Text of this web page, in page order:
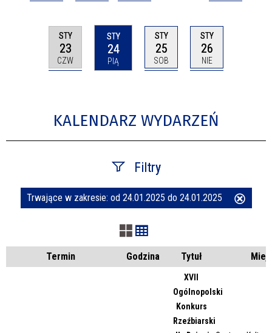
STY
23
CZW
STY
24
PIĄ
STY
25
SOB
STY
26
NIE
KALENDARZ WYDARZEŃ
Filtry
Szukana fraza
Kategoria
Trwające w zakresie: od 24.01.2025 do 24.01.2025
Termin Godzina Tytuł
XVII
Ogólnopolski
Konkurs
Rzeźbiarski